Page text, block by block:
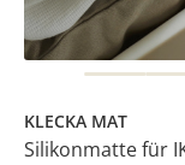
KLECKA MAT
Silikonmatte für